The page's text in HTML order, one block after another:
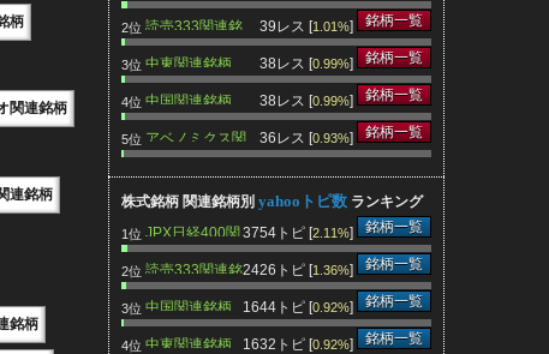
柄
関連銘柄
連銘柄
銘柄
連銘柄
2位 読売333関連銘
柄
39レス [1.01%] 銘柄一覧
3位 中東関連銘柄 38レス [0.99%] 銘柄一覧
4位 中国関連銘柄 38レス [0.99%] 銘柄一覧
5位 アベノミクス関
連銘柄
36レス [0.93%] 銘柄一覧
株式銘柄 関連銘柄別 yahooトピ数 ランキング
1位 JPX日経400関
連銘柄
3754トピ [2.11%] 銘柄一覧
2位 読売333関連銘
柄
2426トピ [1.36%] 銘柄一覧
3位 中国関連銘柄 1644トピ [0.92%] 銘柄一覧
4位 中東関連銘柄 1632トピ [0.92%] 銘柄一覧